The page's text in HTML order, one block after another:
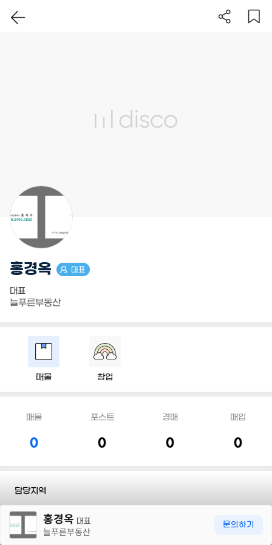
홍경옥 대표
대표
늘푸른부동산
매물 창업
매물
0
포스트
0
경매
0
매입
0
담당지역
전문유형홍경옥 대표
늘푸른부동산
문의하기